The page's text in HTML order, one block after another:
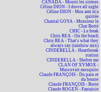
CANADA - Mourir les sirènes
Céline DION - I drove all night
Céline DION - Mon ami m'a
quittée
Chantal GOYA - Monsieur le
Chat Botté
CHIC - Le freak
Chris REA - On the beach
Chris REA - That's what they
always say (rainbow mix)
CINDERELLA - Heartbreak
station
CINDERELLA - Shelter me
CLAN OF XYMOX -
Muscoviet mosquito
Claude FRANÇOIS - Du pain et
du beurre
Claude FRANÇOIS - Reste
Claude ROGEN - Fantaisie